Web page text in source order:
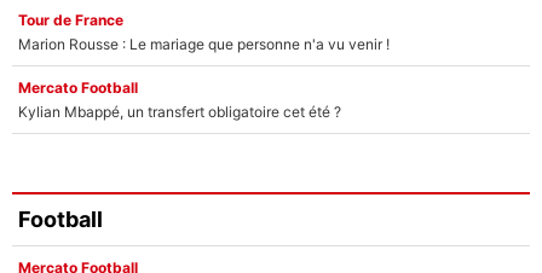
Tour de France
Marion Rousse : Le mariage que personne n'a vu venir !
Mercato Football
Kylian Mbappé, un transfert obligatoire cet été ?
Football
Mercato Football